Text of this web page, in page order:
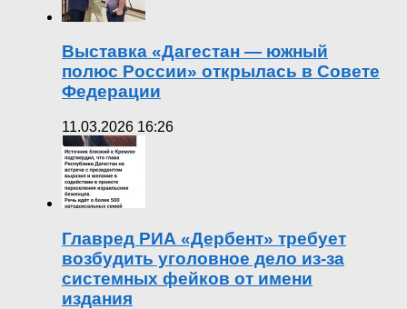
Выставка «Дагестан — южный
полюс России» открылась в Совете
Федерации
11.03.2026 16:26
Главред РИА «Дербент» требует
возбудить уголовное дело из-за
системных фейков от имени
издания